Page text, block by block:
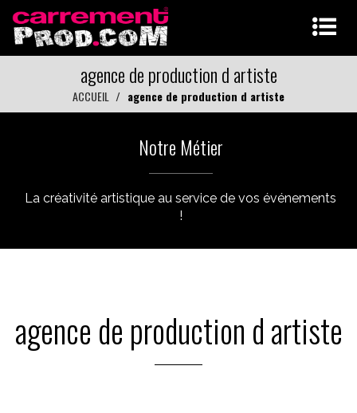
agence de production d artiste
ACCUEIL agence de production d artiste
Notre Métier
La créativité artistique au service de vos événements
!
agence de production d artiste